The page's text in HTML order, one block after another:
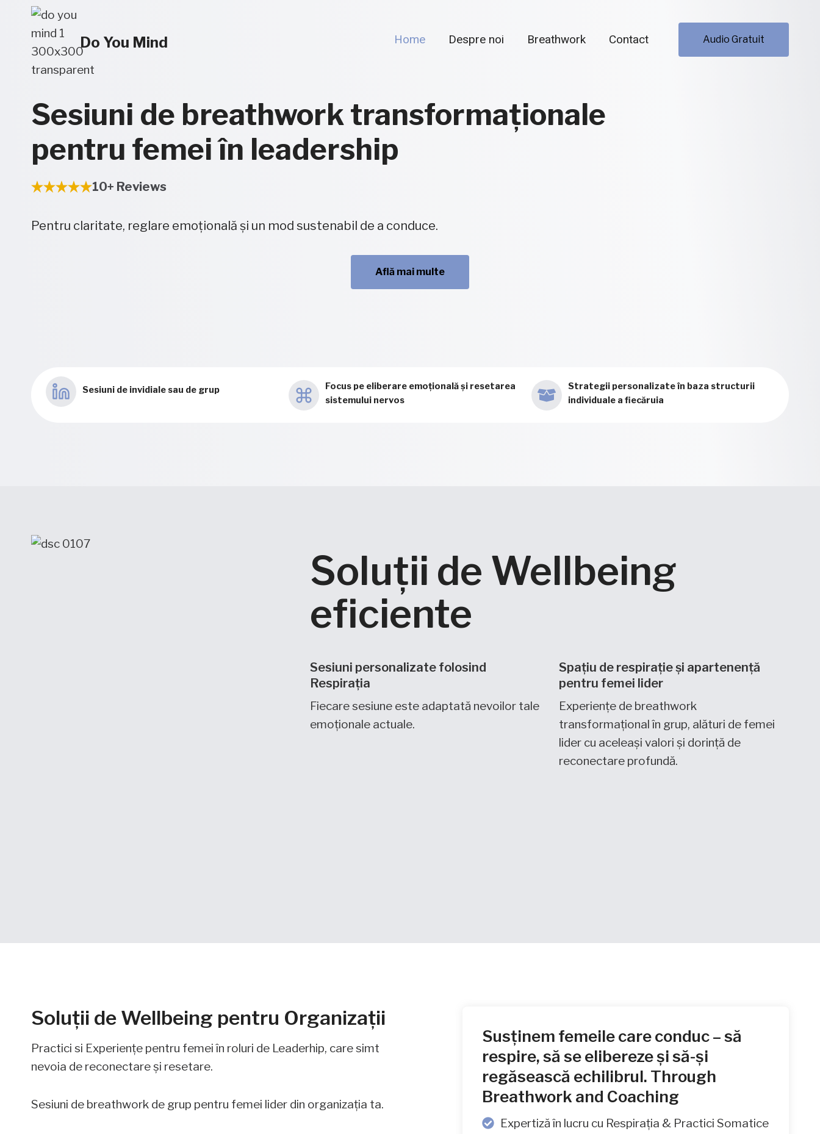
content
Do You Mind Home Despre noi Breathwork Contact Audio Gratuit
Sesiuni de breathwork transformaționale
pentru femei în leadership
10+ Reviews
Pentru claritate, reglare emoțională și un mod sustenabil de a conduce.
Află mai multe
Sesiuni de invidiale sau de grup
Focus pe eliberare emoțională și resetarea
sistemului nervos
Strategii personalizate în baza structurii
individuale a fiecăruia
Soluții de Wellbeing
eficiente
Sesiuni personalizate folosind
Respirația
Fiecare sesiune este adaptată nevoilor tale
emoționale actuale.
Spațiu de respirație și apartenență
pentru femei lider
Experiențe de breathwork
transformațional în grup, alături de femei
lider cu aceleași valori și dorință de
reconectare profundă.
Soluții de Wellbeing pentru Organizații
Practici si Experiențe pentru femei în roluri de Leaderhip, care simt
nevoia de reconectare și resetare.
Sesiuni de breathwork de grup pentru femei lider din organizația ta.
Susținem femeile care conduc – să
respire, să se elibereze și să-și
regăsească echilibrul. Through
Breathwork and Coaching
Expertiză în lucru cu Respirația & Practici Somatice